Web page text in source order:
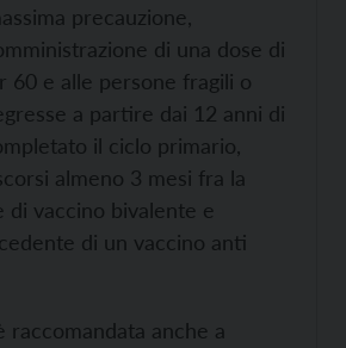
precauzione,
di una dose di
60 e alle persone fragili o
a partire dai 12 anni di
il ciclo primario,
almeno 3 mesi fra la
di vaccino bivalente e
di un vaccino anti
raccomandata anche a